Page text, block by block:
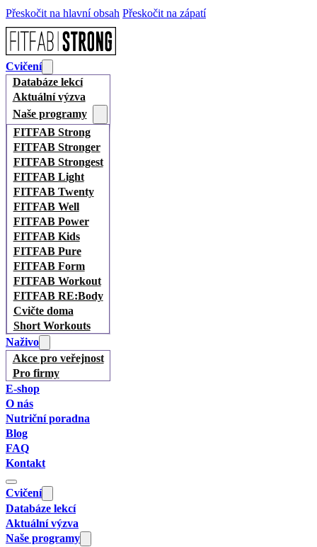
Přeskočit na hlavní obsah Přeskočit na zápatí
Cvičení
Databáze lekcí
Aktuální výzva
Naše programy
FITFAB Strong
FITFAB Stronger
FITFAB Strongest
FITFAB Light
FITFAB Twenty
FITFAB Well
FITFAB Power
FITFAB Kids
FITFAB Pure
FITFAB Form
FITFAB Workout
FITFAB RE:Body
Cvičte doma
Short Workouts
Naživo
Akce pro veřejnost
Pro firmy
E-shop
O nás
Nutriční poradna
Blog
FAQ
Kontakt
Cvičení
Databáze lekcí
Aktuální výzva
Naše programy